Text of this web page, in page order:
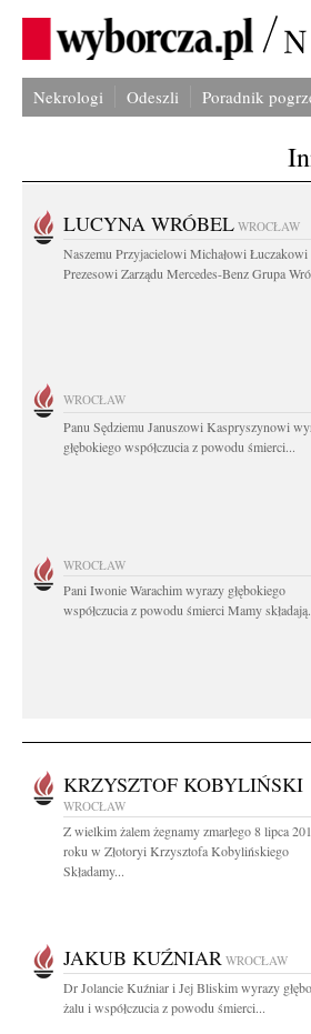
Nekrologi Odeszli Poradnik
LUCYNA WRÓBEL WROCŁAW
Naszemu Przyjacielowi Michałowi Łuczakowi
Prezesowi Zarządu Mercedes-Benz Grupa
WROCŁAW
Panu Sędziemu Januszowi Kaspryszynowi
głębokiego współczucia z powodu śmierci...
WROCŁAW
Pani Iwonie Warachim wyrazy głębokiego
współczucia z powodu śmierci Mamy
KRZYSZTOF KOBYLIŃSKI
WROCŁAW
Z wielkim żalem żegnamy zmarłego 8 lipca
roku w Złotoryi Krzysztofa Kobylińskiego
Składamy...
JAKUB KUŹNIAR WROCŁAW
Dr Jolancie Kuźniar i Jej Bliskim wyrazy
żalu i współczucia z powodu śmierci...